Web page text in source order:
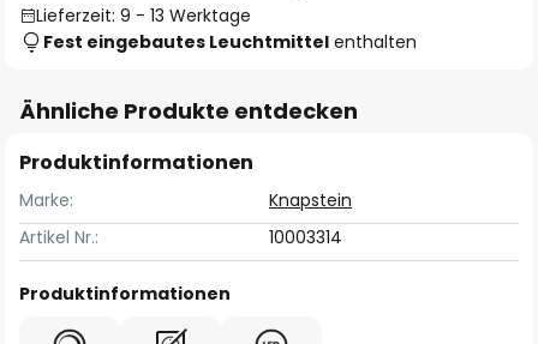
Lieferzeit: 9 - 13 Werktage
Fest eingebautes Leuchtmittel enthalten
Ähnliche Produkte entdecken
Produktinformationen
Marke:
Knapstein
Artikel Nr.:
10003314
Produktinformationen